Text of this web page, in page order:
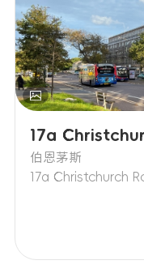
但该选项在租期
后不再可用。
2.无签证不付款
生未获得来英留
信后7天内将拒
额退还任何押金
起始日所在年度
生需申请ATAS
17a
伯恩茅斯
17a Christchurch